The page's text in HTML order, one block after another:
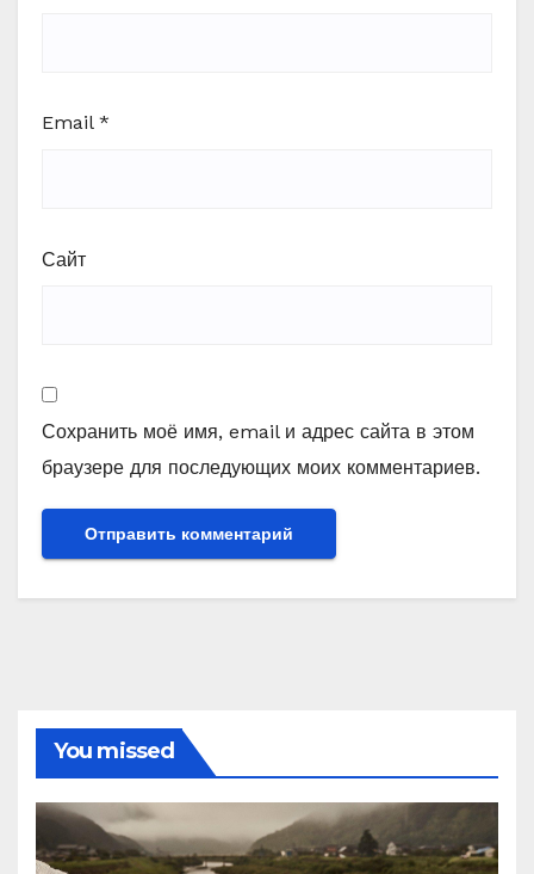
Email *
Сайт
Сохранить моё имя, email и адрес сайта в этом
браузере для последующих моих комментариев.
You missed